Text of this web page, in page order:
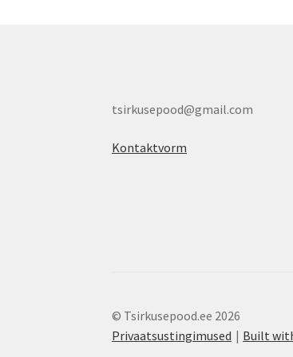
tsirkusepood@gmail.com
Kontaktvorm
© Tsirkusepood.ee 2026
Privaatsustingimused
Built